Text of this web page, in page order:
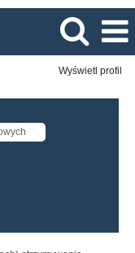
Wyświetl profil